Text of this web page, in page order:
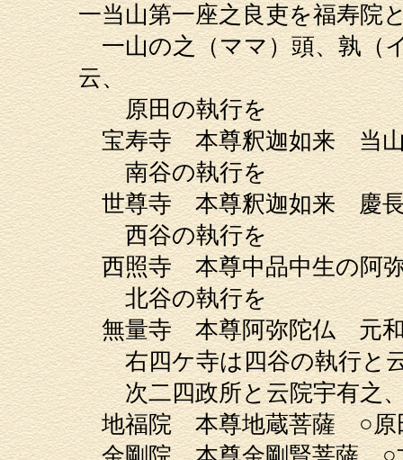
一当山第一座之良吏を福寿院
一山の之（ママ）頭、孰（
云、
原田の執行を
宝寿寺 本尊釈迦如来 当山
南谷の執行を
世尊寺 本尊釈迦如来 慶長
西谷の執行を
西照寺 本尊中品中生の阿
北谷の執行を
無量寺 本尊阿弥陀仏 元和
右四ケ寺は四谷の執行と
次二四政所と云院宇有之
地福院 本尊地蔵菩薩 ○原田